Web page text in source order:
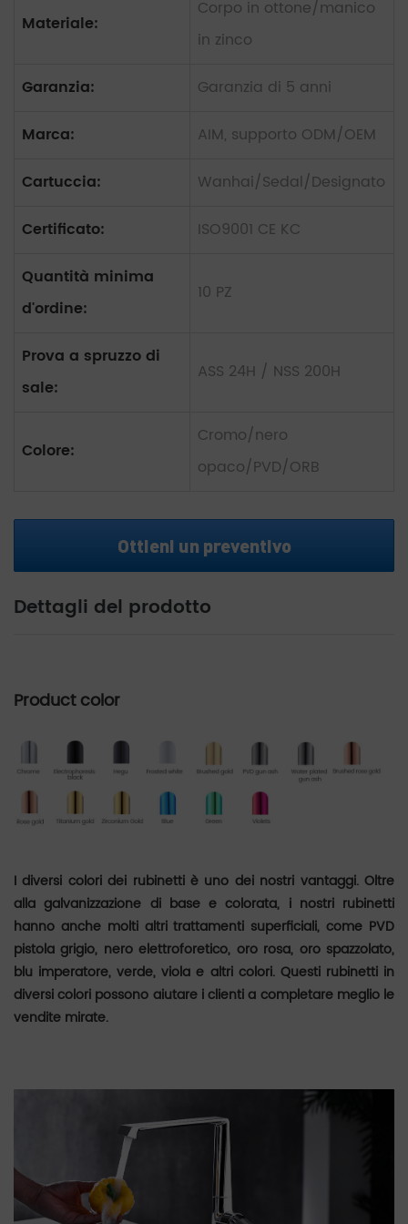
Materiale:
Corpo in ottone/manico
in zinco
Garanzia:
Garanzia di 5 anni
Marca:
AIM, supporto ODM/OEM
Cartuccia:
Wanhai/Sedal/Designato
Certificato:
ISO9001 CE KC
Quantità minima
d'ordine:
10 PZ
Prova a spruzzo di
sale:
ASS 24H / NSS 200H
Colore:
Cromo/nero
opaco/PVD/ORB
Ottieni un preventivo
Dettagli del prodotto
Product color
I diversi colori dei rubinetti è uno dei nostri vantaggi. Oltre
alla galvanizzazione di base e colorata, i nostri rubinetti
hanno anche molti altri trattamenti superficiali, come PVD
pistola grigio, nero elettroforetico, oro rosa, oro spazzolato,
blu imperatore, verde, viola e altri colori. Questi rubinetti in
diversi colori possono aiutare i clienti a completare meglio le
vendite mirate.